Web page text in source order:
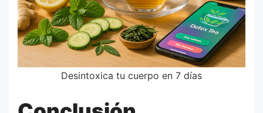
Desintoxica tu cuerpo en 7 días